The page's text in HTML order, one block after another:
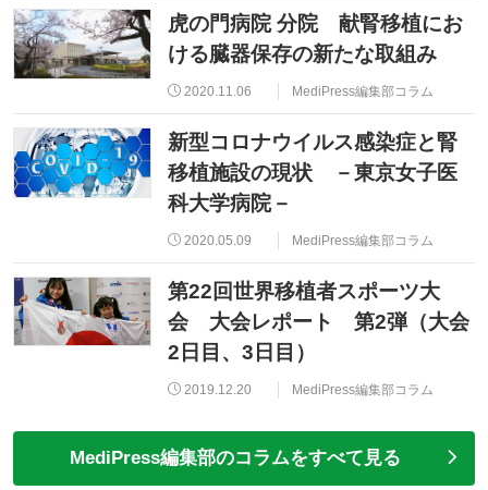
虎の門病院 分院 献腎移植にお
ける臓器保存の新たな取組み
2020.11.06 MediPress編集部コラム
新型コロナウイルス感染症と腎
移植施設の現状 －東京女子医
科大学病院－
2020.05.09 MediPress編集部コラム
第22回世界移植者スポーツ大
会 大会レポート 第2弾（大会
2日目、3日目）
2019.12.20 MediPress編集部コラム
MediPress編集部のコラムをすべて見る